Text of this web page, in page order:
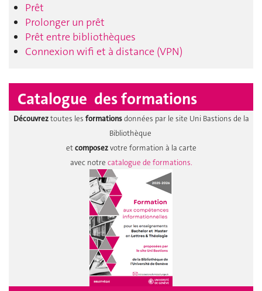
Prêt
Prolonger un prêt
Prêt entre bibliothèques
Connexion wifi et à distance (VPN)
Catalogue des formations
Découvreztoutes les formationsdonnées par le site Uni Bastions de la
Bibliothèque
etcomposezvotre formation à la carte
avec notre catalogue de formations.